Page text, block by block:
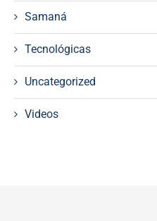
Samaná
Tecnológicas
Uncategorized
Videos